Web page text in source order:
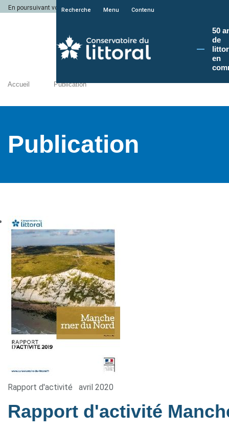
En poursuivant votre navigation sur le site du Conservatoire du littoral, vous
Recherche Menu Contenu
50
de
en
Accueil Publication
Publication
Rapport d'activité avril 2020
Rapport d'activité